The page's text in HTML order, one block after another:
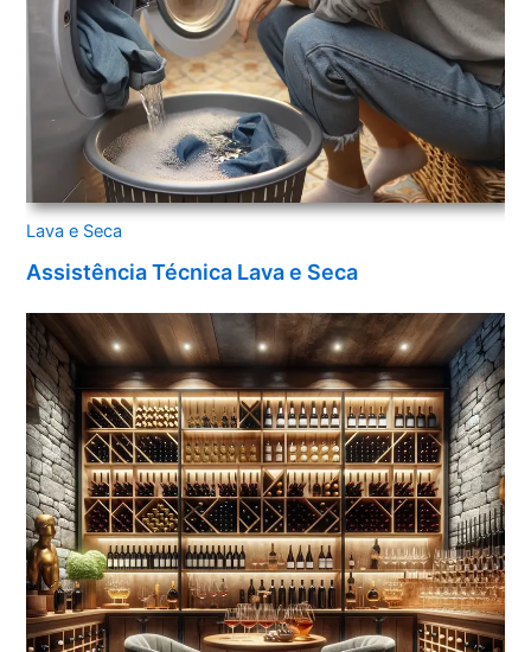
Lava e Seca
Assistência Técnica Lava e Seca